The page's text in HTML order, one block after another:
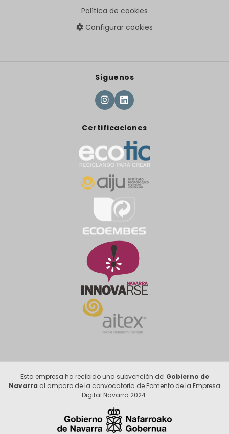
Política de cookies
Configurar cookies
Síguenos
Certificaciones
Esta empresa ha recibido una subvención del Gobierno de
Navarra al amparo de la convocatoria de Fomento de la Empresa
Digital Navarra 2024.